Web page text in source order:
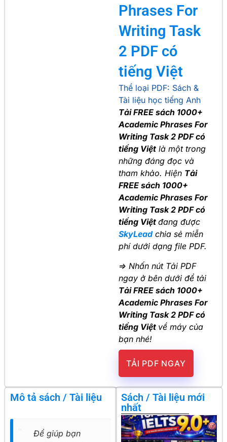
Phrases For
Writing Task
2 PDF có
tiếng Việt
Thể loại PDF: Sách &
Tài liệu học tiếng Anh
Tải FREE sách 1000+
Academic Phrases For
Writing Task 2 PDF có
tiếng Việt là một trong
những đáng đọc và
tham khảo. Hiện Tải
FREE sách 1000+
Academic Phrases For
Writing Task 2 PDF có
tiếng Việt đang được
SkyLeadchia sẻ miễn
phí dưới dạng file PDF.
=> Nhấn nút Tải PDF
ngay ở bên dưới để tải
Tải FREE sách 1000+
Academic Phrases For
Writing Task 2 PDF có
tiếng Việt về máy của
bạn nhé!
TẢI PDF NGAY
Mô tả sách / Tài liệu
Để giúp bạn
Sách / Tài liệu mới
nhất